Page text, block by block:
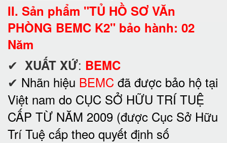
II. Sản phẩm "TỦ HỒ SƠ VĂn
PHÒNG BEMC K2" bảo hành: 02
Năm
✔ XUẤT XỨ: BEMC
✔ Nhãn hiệu BEMC đã được bảo hộ tại
Việt nam do CỤC SỞ HỮU TRÍ TUỆ
CẤP TỪ NĂM 2009 (được Cục Sở Hữu
Trí Tuệ cấp theo quyết định số